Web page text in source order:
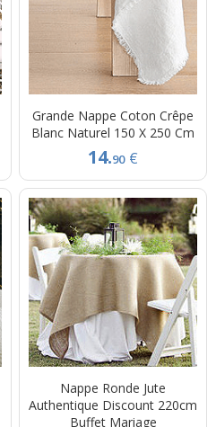
Grande Nappe Coton Crêpe
Blanc Naturel 150 X 250 Cm
14.90 €
Nappe Ronde Jute
Authentique Discount 220cm
Buffet Mariage